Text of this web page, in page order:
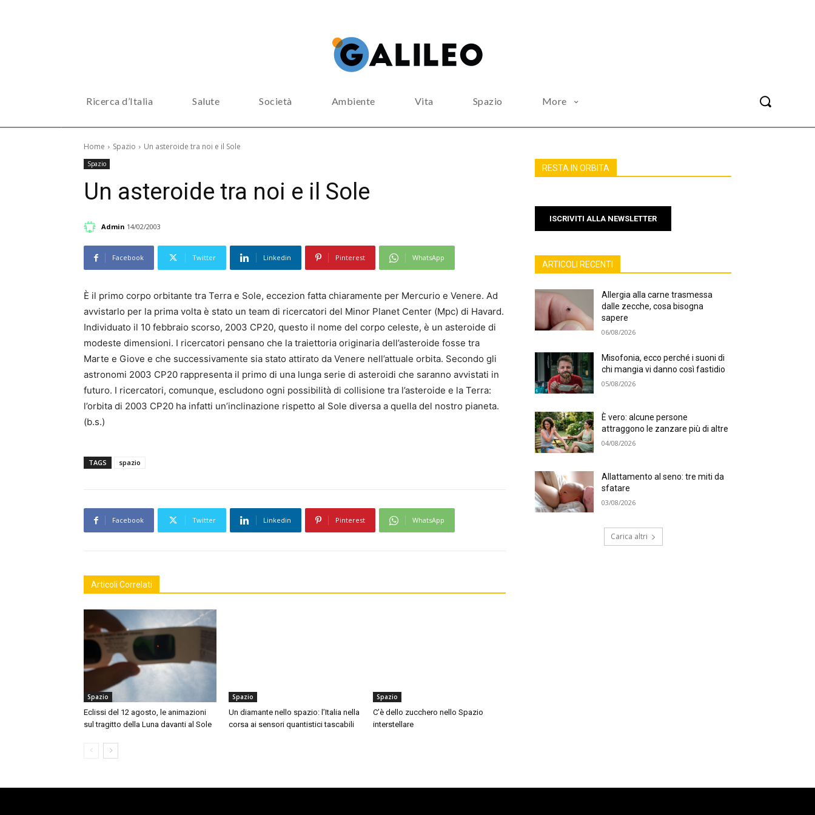
Ricerca d’Italia Salute Società Ambiente Vita Spazio More
Home Spazio Un asteroide tra noi e il Sole
Spazio
Un asteroide tra noi e il Sole
Admin 14/02/2003
Facebook Twitter Linkedin Pinterest WhatsApp
È il primo corpo orbitante tra Terra e Sole, eccezion fatta chiaramente per Mercurio e Venere. Ad
avvistarlo per la prima volta è stato un team di ricercatori del Minor Planet Center (Mpc) di Havard.
Individuato il 10 febbraio scorso, 2003 CP20, questo il nome del corpo celeste, è un asteroide di
modeste dimensioni. I ricercatori pensano che la traiettoria originaria dell’asteroide fosse tra
Marte e Giove e che successivamente sia stato attirato da Venere nell’attuale orbita. Secondo gli
astronomi 2003 CP20 rappresenta il primo di una lunga serie di asteroidi che saranno avvistati in
futuro. I ricercatori, comunque, escludono ogni possibilità di collisione tra l’asteroide e la Terra:
l’orbita di 2003 CP20 ha infatti un’inclinazione rispetto al Sole diversa a quella del nostro pianeta.
(b.s.)
TAGS spazio
Facebook Twitter Linkedin Pinterest WhatsApp
Articoli Correlati
Spazio
Eclissi del 12 agosto, le animazioni
sul tragitto della Luna davanti al Sole
Spazio
Un diamante nello spazio: l’Italia nella
corsa ai sensori quantistici tascabili
Spazio
C’è dello zucchero nello Spazio
interstellare
RESTA IN ORBITA
ISCRIVITI ALLA NEWSLETTER
ARTICOLI RECENTI
Allergia alla carne trasmessa
dalle zecche, cosa bisogna
sapere
06/08/2026
Misofonia, ecco perché i suoni di
chi mangia vi danno così fastidio
05/08/2026
È vero: alcune persone
attraggono le zanzare più di altre
04/08/2026
Allattamento al seno: tre miti da
sfatare
03/08/2026
Carica altri